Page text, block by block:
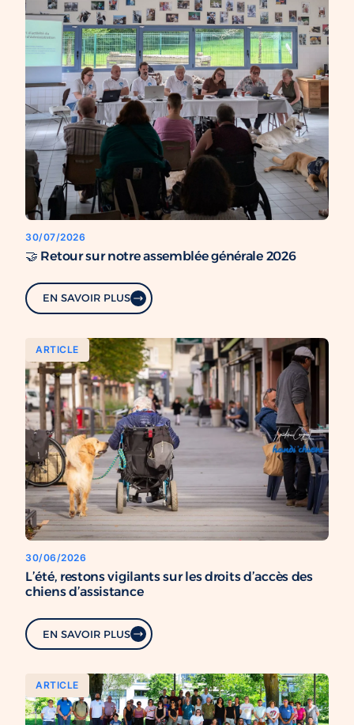
30/07/2026
🤝 Retour sur notre assemblée générale 2026
EN SAVOIR PLUS
ARTICLE
30/06/2026
L’été, restons vigilants sur les droits d’accès des
chiens d’assistance
EN SAVOIR PLUS
ARTICLE